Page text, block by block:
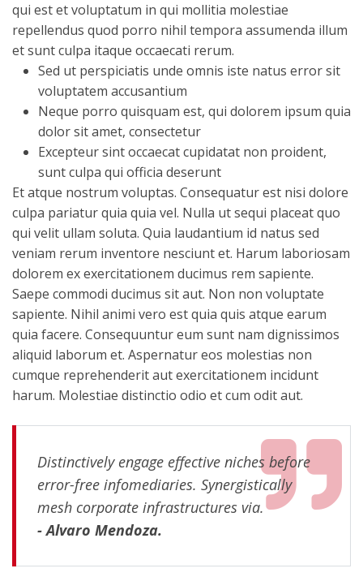
qui est et voluptatum in qui mollitia molestiae
repellendus quod porro nihil tempora assumenda illum
et sunt culpa itaque occaecati rerum.
Sed ut perspiciatis unde omnis iste natus error sit
voluptatem accusantium
Neque porro quisquam est, qui dolorem ipsum quia
dolor sit amet, consectetur
Excepteur sint occaecat cupidatat non proident,
sunt culpa qui officia deserunt
Et atque nostrum voluptas. Consequatur est nisi dolore
culpa pariatur quia quia vel. Nulla ut sequi placeat quo
qui velit ullam soluta. Quia laudantium id natus sed
veniam rerum inventore nesciunt et. Harum laboriosam
dolorem ex exercitationem ducimus rem sapiente.
Saepe commodi ducimus sit aut. Non non voluptate
sapiente. Nihil animi vero est quia quis atque earum
quia facere. Consequuntur eum sunt nam dignissimos
aliquid laborum et. Aspernatur eos molestias non
cumque reprehenderit aut exercitationem incidunt
harum. Molestiae distinctio odio et cum odit aut.
Distinctively engage effective niches before
error-free infomediaries. Synergistically
mesh corporate infrastructures via.
- Alvaro Mendoza.